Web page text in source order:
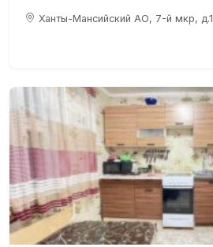
Ханты-Мансийский АО, 7-й мкр, д.1